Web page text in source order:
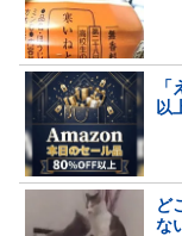
以
ど
な